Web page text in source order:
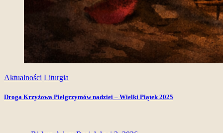
Aktualności Liturgia
Droga Krzyżowa Pielgrzymów nadziei – Wielki Piątek 2025